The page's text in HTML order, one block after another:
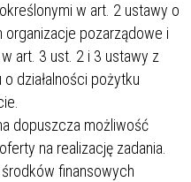
w art. 2 ustawy o
pozarządowe i
art. 3 ust. 2 i 3 ustawy z
działalności pożytku
dopuszcza możliwość
na realizację zadania.
finansowych